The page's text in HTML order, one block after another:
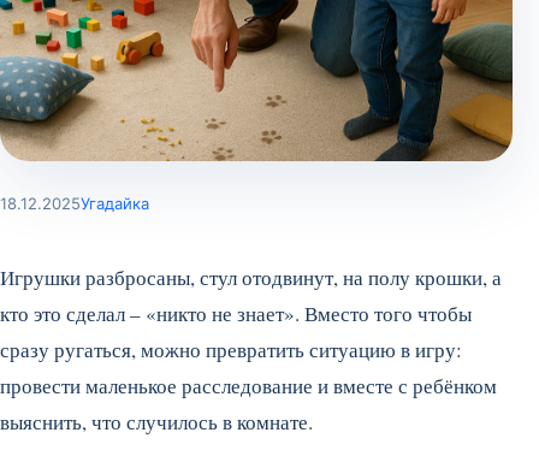
18.12.2025Угадайка
Игрушки разбросаны, стул отодвинут, на полу крошки, а
кто это сделал – «никто не знает». Вместо того чтобы
сразу ругаться, можно превратить ситуацию в игру:
провести маленькое расследование и вместе с ребёнком
выяснить, что случилось в комнате.